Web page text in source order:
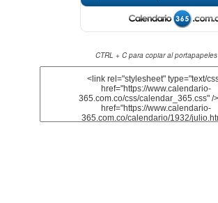
CTRL + C para copiar al portapapeles